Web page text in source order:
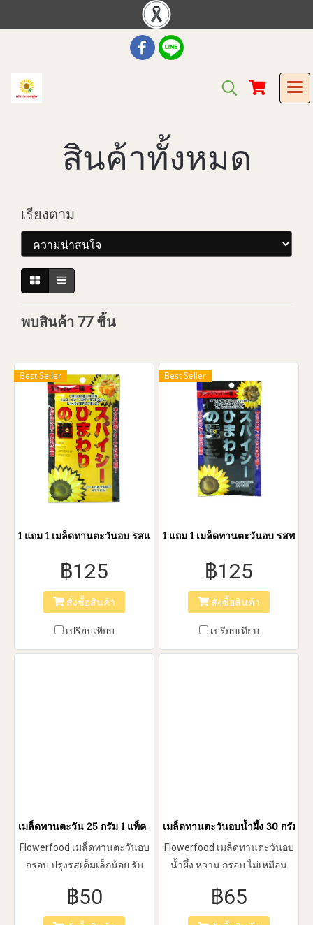
สินค้าทั้งหมด
เรียงตาม
พบสินค้า 77 ชิ้น
Best Seller
1 แถม 1 เมล็ดทานตะวันอบ รสแกงกะหรี่ (50 กรัม ) 1 แพ็ค/5 ซอง
฿125
สั่งซื้อสินค้า
เปรียบเทียบ
Best Seller
1 แถม 1 เมล็ดทานตะวันอบ รสพริก
฿125
สั่งซื้อสินค้า
เปรียบเทียบ
เมล็ดทานตะวัน 25 กรัม 1 แพ็ค 5 ซอง
Flowerfood เมล็ดทานตะวันอบ
กรอบ ปรุงรสเค็มเล็กน้อย รับ
สลัดผัก ก็เพิ่มความกรอบ และให้
รสชาติหอม มัน ใช้เป็นส่วนผสม
฿50
เมล็ดทานตะวันอบน้ำผึ้ง 30 กรัม 1
Flowerfood เมล็ดทานตะวันอบ
น้ำผึ้ง หวาน กรอบ ไม่เหมือน
สำหรับทุกคน
฿65